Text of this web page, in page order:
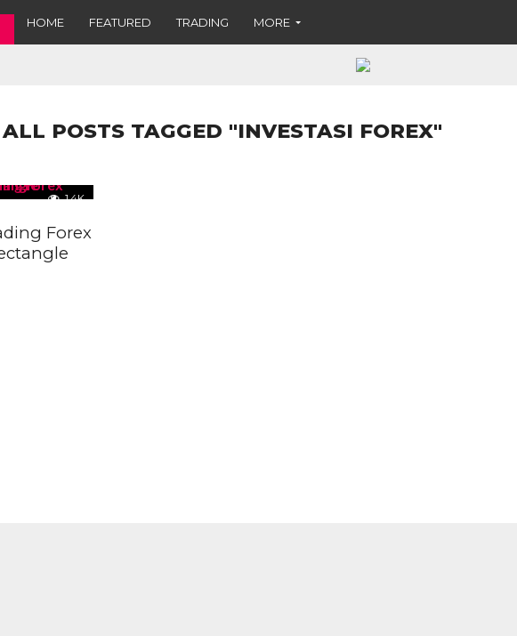
HOME FEATURED TRADING MORE
ALL POSTS TAGGED "INVESTASI FOREX"
1.4K
Forex